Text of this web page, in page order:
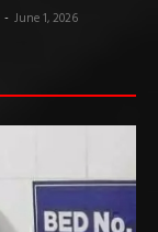
- June 1, 2026